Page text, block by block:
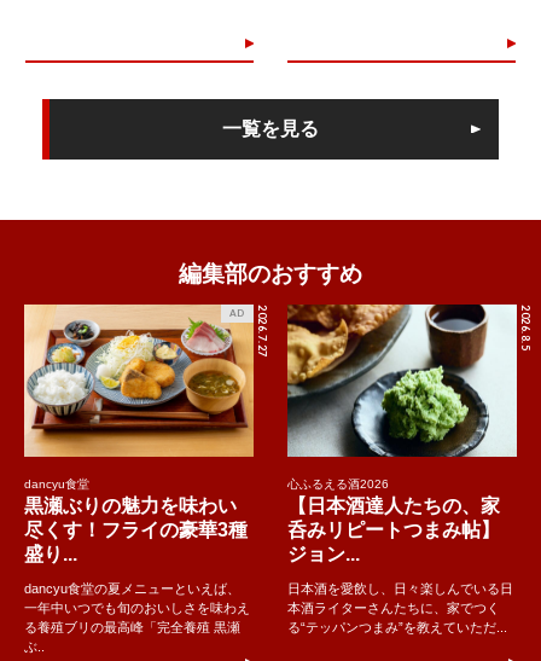
一覧を見る
編集部のおすすめ
2026.7.27
AD
dancyu食堂
黒瀬ぶりの魅力を味わい
尽くす！フライの豪華3種
盛り...
dancyu食堂の夏メニューといえば、
一年中いつでも旬のおいしさを味わえ
る養殖ブリの最高峰「完全養殖 黒瀬
ぶ..
2026.8.5
心ふるえる酒2026
【日本酒達人たちの、家
呑みリピートつまみ帖】
ジョン...
日本酒を愛飲し、日々楽しんでいる日
本酒ライターさんたちに、家でつく
る“テッパンつまみ”を教えていただ...